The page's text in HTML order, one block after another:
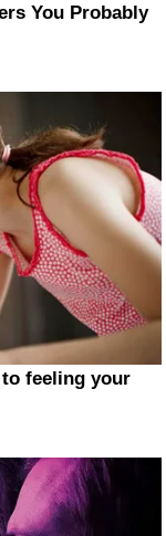
You Probably
feeling your